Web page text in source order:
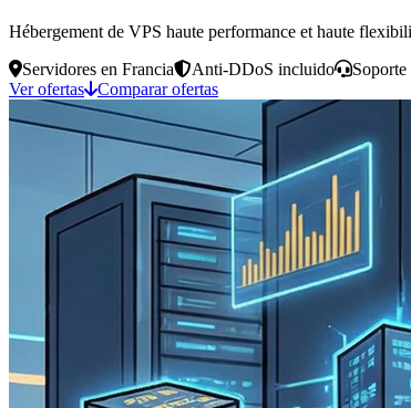
Hébergement de VPS haute performance et haute
Servidores en Francia
Anti-DDoS incluido
Ver ofertas
Comparar ofertas